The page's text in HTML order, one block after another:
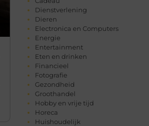
Dienstverlening
Dieren
Electronica en Computers
Energie
Entertainment
Eten en drinken
Financieel
Fotografie
Gezondheid
Groothandel
Hobby en vrije tijd
Horeca
Huishoudelijk